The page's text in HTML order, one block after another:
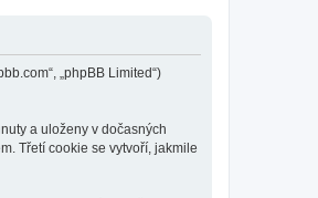
„phpBB Limited“)
a uloženy v dočasných
Třetí cookie se vytvoří, jakmile